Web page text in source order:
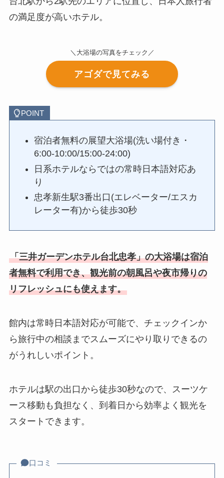
の満足度が高いホテル。
＼大浴場の写真をチェック／
アゴダで見てみる
POINT
宿泊者無料の展望大浴場(洗い場付き・
6:00-10:00/15:00-24:00)
日系ホテルならではの常時日本語対応あ
り
忠孝新生駅3番出口(エレベーター/エスカ
レーター有)から徒歩30秒
「三井ガーデンホテル台北忠孝」の大浴場は宿泊
者無料で利用でき、観光前の朝風呂や夜市帰りの
リフレッシュにも使えます。
館内は常時日本語対応が可能で、チェックインか
ら旅行中の相談までスムーズにやり取りできるの
がうれしいポイント。
ホテルは駅の出口から徒歩30秒なので、スーツケ
ース移動も負担なく、到着日から効率よく観光を
スタートできます。
口コミ